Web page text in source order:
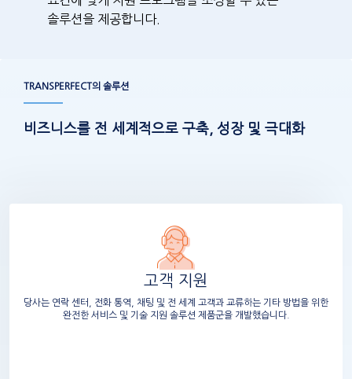
솔루션을 제공합니다.
TRANSPERFECT의 솔루션
비즈니스를 전 세계적으로 구축, 성장 및 극대화
고객 지원
당사는 연락 센터, 전화 통역, 채팅 및 전 세계 고객과 교류하는 기타 방법을 위한
완전한 서비스 및 기술 지원 솔루션 제품군을 개발했습니다.